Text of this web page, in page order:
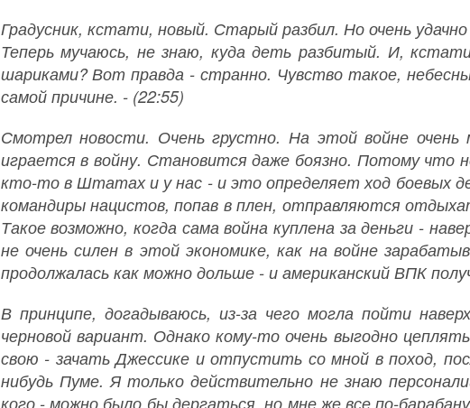
Градусник, кстати, новый. Старый разбил. Но очень
Теперь мучаюсь, не знаю, куда деть разбитый. И,
шариками? Вот правда - странно. Чувство такое,
самой причине. - (22:55)
Смотрел новости. Очень грустно. На этой войне
играется в войну. Становится даже боязно. Потому что
кто-то в Штатах и у нас - и это определяет ход боевых
командиры нацистов, попав в плен, отправляются
Такое возможно, когда сама война куплена за деньги -
не очень силен в этой экономике, как на войне
продолжалась как можно дольше - и американский ВПК
В принципе, догадываюсь, из-за чего могла пойти
черновой вариант. Однако кому-то очень выгодно
свою - зачать Джессике и отпустить со мной в поход,
нибудь Пуме. Я только действительно не знаю
кого - можно было бы дергаться, но мне же все по-